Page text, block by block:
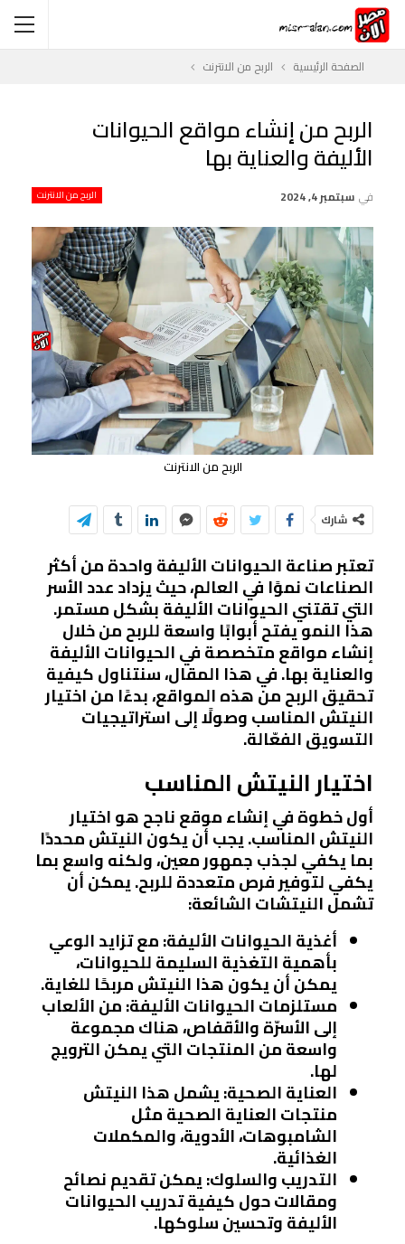
الصفحة الرئيسية الربح من الانترنت
الربح من إنشاء مواقع الحيوانات
الأليفة والعناية بها
الربح من الانترنت في سبتمبر 4, 2024
الربح من الانترنت
شارك
تعتبر صناعة الحيوانات الأليفة واحدة من أكثر
الصناعات نموًا في العالم، حيث يزداد عدد الأسر
التي تقتني الحيوانات الأليفة بشكل مستمر.
هذا النمو يفتح أبوابًا واسعة للربح من خلال
إنشاء مواقع متخصصة في الحيوانات الأليفة
والعناية بها. في هذا المقال، سنتناول كيفية
تحقيق الربح من هذه المواقع، بدءًا من اختيار
النيتش المناسب وصولًا إلى استراتيجيات
التسويق الفعّالة.
اختيار النيتش المناسب
أول خطوة في إنشاء موقع ناجح هو اختيار
النيتش المناسب. يجب أن يكون النيتش محددًا
بما يكفي لجذب جمهور معين، ولكنه واسع بما
يكفي لتوفير فرص متعددة للربح. يمكن أن
تشمل النيتشات الشائعة:
أغذية الحيوانات الأليفة: مع تزايد الوعي
بأهمية التغذية السليمة للحيوانات،
يمكن أن يكون هذا النيتش مربحًا للغاية.
مستلزمات الحيوانات الأليفة: من الألعاب
إلى الأسرّة والأقفاص، هناك مجموعة
واسعة من المنتجات التي يمكن الترويج
لها.
العناية الصحية: يشمل هذا النيتش
منتجات العناية الصحية مثل
الشامبوهات، الأدوية، والمكملات
الغذائية.
التدريب والسلوك: يمكن تقديم نصائح
ومقالات حول كيفية تدريب الحيوانات
الأليفة وتحسين سلوكها.